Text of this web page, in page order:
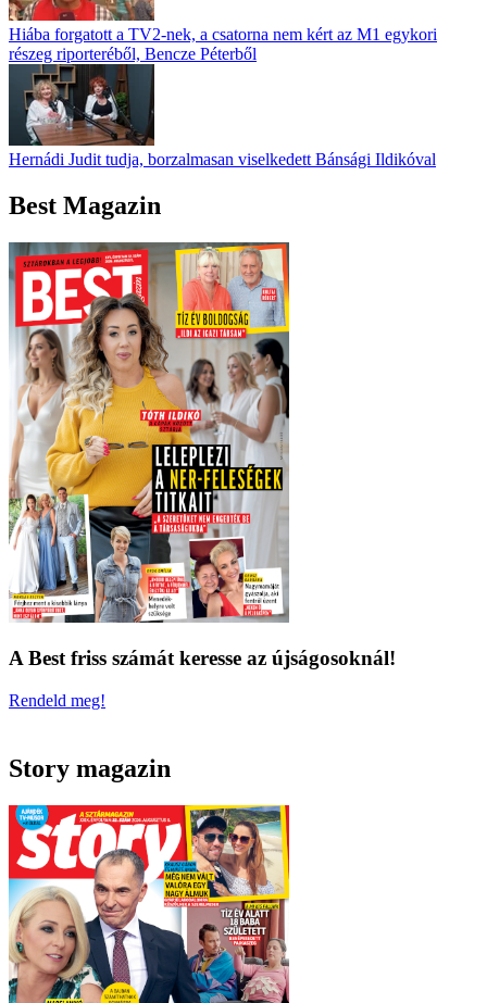
Hiába forgatott a TV2-nek, a csatorna nem kért az M1 egykori
részeg riporteréből, Bencze Péterből
Hernádi Judit tudja, borzalmasan viselkedett Bánsági Ildikóval
Best Magazin
A Best friss számát keresse az újságosoknál!
Rendeld meg!
Story magazin